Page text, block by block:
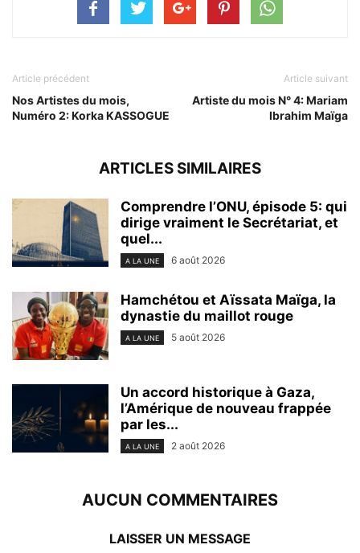
Article précédent
Nos Artistes du mois,
Numéro 2: Korka KASSOGUE
Article suivant
Artiste du mois N° 4: Mariam
Ibrahim Maïga
ARTICLES SIMILAIRES
Comprendre l’ONU, épisode 5: qui
dirige vraiment le Secrétariat, et
quel...
A LA UNE 6 août 2026
Hamchétou et Aïssata Maïga, la
dynastie du maillot rouge
A LA UNE 5 août 2026
Un accord historique à Gaza,
l’Amérique de nouveau frappée
par les...
A LA UNE 2 août 2026
AUCUN COMMENTAIRES
LAISSER UN MESSAGE